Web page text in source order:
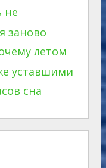
не
заново
летом
уставшими
сна